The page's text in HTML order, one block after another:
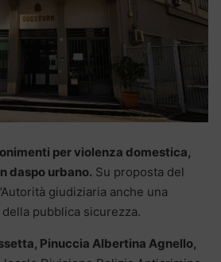
per violenza domestica,
daspo urbano. Su proposta del
giudiziaria anche una
pubblica sicurezza.
Pinuccia Albertina Agnello,